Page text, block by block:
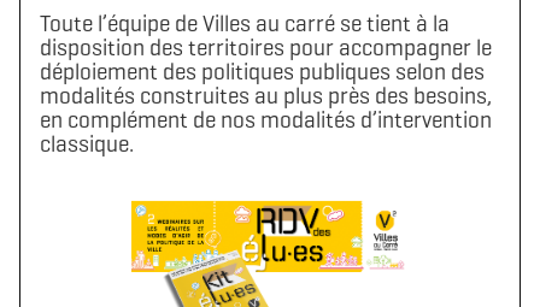
Toute l’équipe de Villes au carré se tient à la
disposition des territoires pour accompagner le
déploiement des politiques publiques selon des
modalités construites au plus près des besoins,
en complément de nos modalités d’intervention
classique.